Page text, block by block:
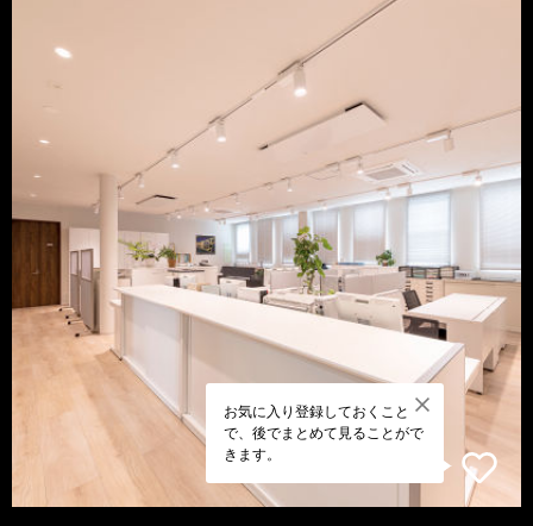
お気に入り登録しておくこと
で、後でまとめて見ることがで
きます。